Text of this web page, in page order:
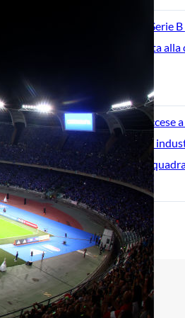
Ripescaggio in Serie
speranza è legata
28 Maggio 2026
Futuro Bari, Leccese
“Serve un piano
non siamo una seconda
27 Maggio 2026